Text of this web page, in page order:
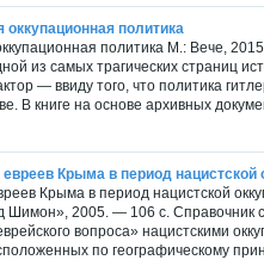
политика
политика М.: Вече,
из самых трагических страниц
— ввиду того, что политика
В книге на основе архивных
Крыма в период нацистской
Крыма в период нацистской
2005. — 106 с. Справочник
вопроса» нацистскими
по географическому